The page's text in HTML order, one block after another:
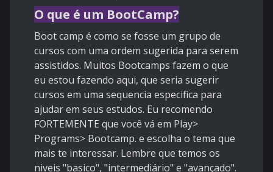
O que é um BootCamp?
Boot camp é como se fosse um grupo de
cursos com uma ordem sugerida para serem
assistidos. Muitos Bootcamps fazem o que
eu estou fazendo aqui, que seria sugerir
cursos em uma sequencia especifica para
ajudar em seus estudos. Eu recomendo
FORTEMENTE que você vá em Play>
Programs> Bootcamp. e escolha o tema que
mais te interessar. Lembre que temos os
niveis "basico", "intermediário" e "avançado".